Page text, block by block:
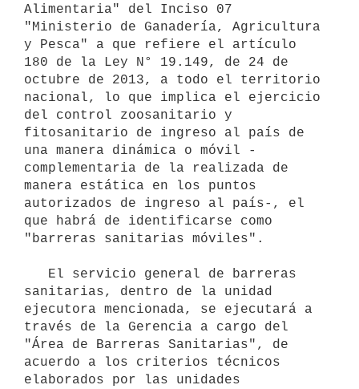
Alimentaria" del Inciso 07
"Ministerio de Ganadería, Agricultura
y Pesca" a que refiere el artículo
180 de la Ley N° 19.149, de 24 de
octubre de 2013, a todo el territorio
nacional, lo que implica el ejercicio
del control zoosanitario y
fitosanitario de ingreso al país de
una manera dinámica o móvil -
complementaria de la realizada de
manera estática en los puntos
autorizados de ingreso al país-, el
que habrá de identificarse como
"barreras sanitarias móviles".
sanitarias, dentro de la unidad
ejecutora mencionada, se ejecutará a
través de la Gerencia a cargo del
"Área de Barreras Sanitarias", de
acuerdo a los criterios técnicos
elaborados por las unidades